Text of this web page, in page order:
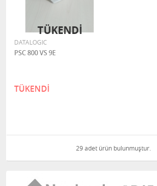
DATALOGIC
PSC 800 VS 9E
TÜKENDİ
TÜKENDI
29 adet ürün bulunmuştur.